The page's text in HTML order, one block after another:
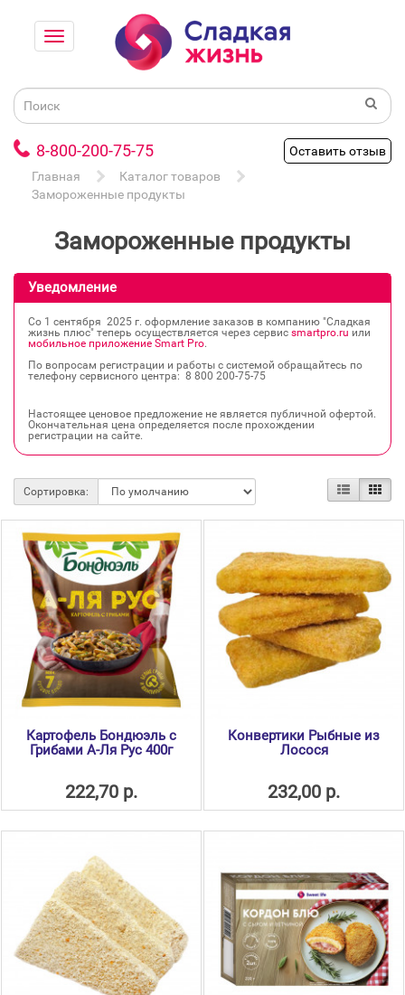
8-800-200-75-75
Оставить отзыв
Главная
Каталог товаров
Замороженные продукты
Замороженные продукты
Уведомление
Со 1 сентября 2025 г. оформление заказов в компанию "Сладкая
жизнь плюс" теперь осуществляется через сервис smartpro.ru или
мобильное приложение Smart Pro.
По вопросам регистрации и работы с системой обращайтесь по
телефону сервисного центра: 8 800 200‐75‐75
Настоящее ценовое предложение не является публичной офертой.
Окончательная цена определяется после прохождении
регистрации на сайте.
Сортировка:
Картофель Бондюэль с
Грибами А-Ля Рус 400г
222,70 р.
Конвертики Рыбные из
Лосося
232,00 р.